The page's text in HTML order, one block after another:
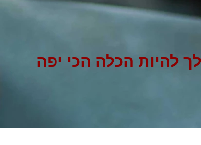
להיות הכלה הכי יפה